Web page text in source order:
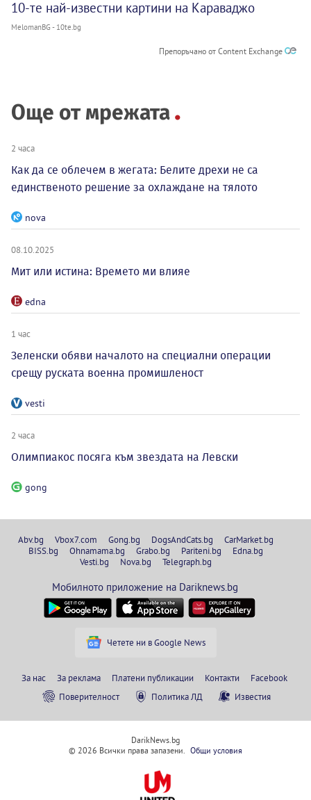
10-те най-известни картини на Караваджо
MelomanBG - 10te.bg
Препоръчано от Content Exchange
Още от мрежата
2 часа
Как да се облечем в жегата: Белите дрехи не са
единственото решение за охлаждане на тялото
nova
08.10.2025
Мит или истина: Времето ми влияе
edna
1 час
Зеленски обяви началото на специални операции
срещу руската военна промишленост
vesti
2 часа
Олимпиакос посяга към звездата на Левски
gong
Abv.bg Vbox7.com Gong.bg DogsAndCats.bg
CarMarket.bg
BISS.bg
Ohnamama.bg Grabo.bg Pariteni.bg
Edna.bg
Vesti.bg
Nova.bg Telegraph.bg
Мобилното приложение на Dariknews.bg
Четете ни в Google News
За нас За реклама Платени публикации Контакти
Facebook
Поверителност
Политика ЛД Известия
DarikNews.bg
© 2026 Всички права запазени.
Общи условия